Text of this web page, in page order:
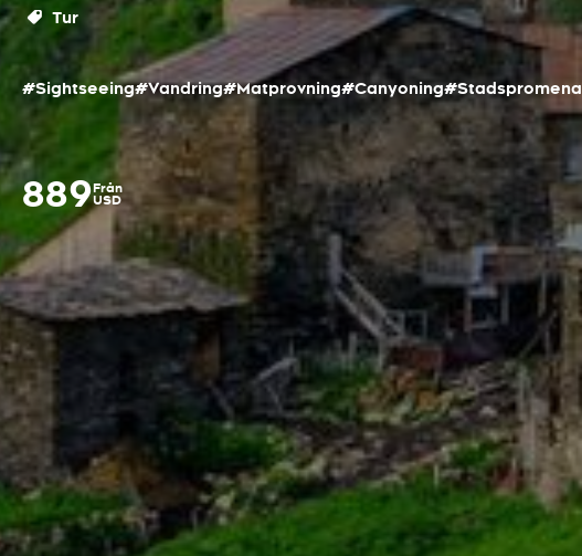
Tur
#Sightseeing#Vandring#Matprovning#Canyoning
889Från
USD